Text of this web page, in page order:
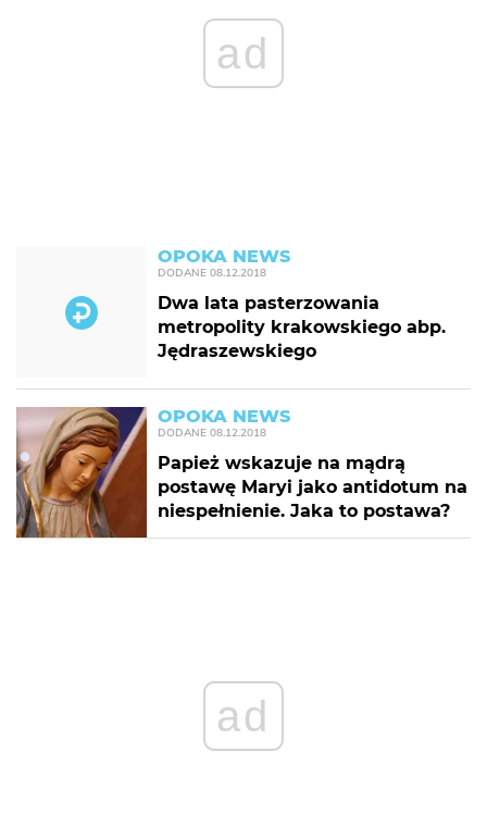
ad
OPOKA NEWS
DODANE 08.12.2018
Dwa lata pasterzowania
metropolity krakowskiego abp.
Jędraszewskiego
OPOKA NEWS
DODANE 08.12.2018
Papież wskazuje na mądrą
postawę Maryi jako antidotum na
niespełnienie. Jaka to postawa?
ad